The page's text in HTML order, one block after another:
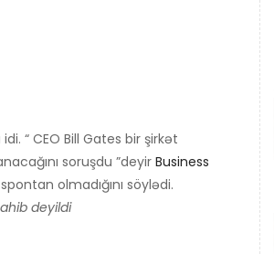
“ CEO Bill Gates bir şirkət
soruşdu ”deyir Business
olmadığını söylədi.
deyildi